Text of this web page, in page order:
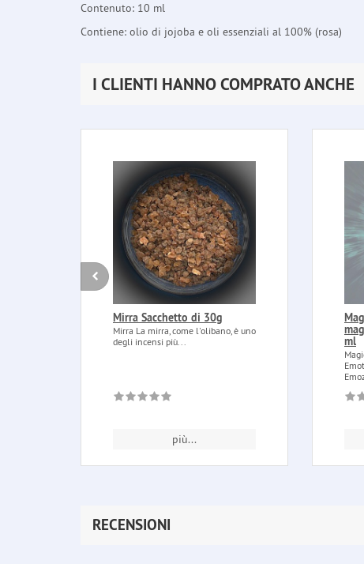
Contenuto: 10 ml
Contiene: olio di jojoba e oli essenziali al 100% (rosa)
I CLIENTI HANNO COMPRATO ANCHE
Mirra Sacchetto di 30g
Mirra La mirra, come l'olibano, è uno
degli incensi più...
più...
ml
RECENSIONI